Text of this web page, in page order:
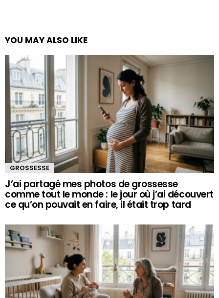
YOU MAY ALSO LIKE
GROSSESSE
J’ai partagé mes photos de grossesse
comme tout le monde : le jour où j’ai découvert
ce qu’on pouvait en faire, il était trop tard